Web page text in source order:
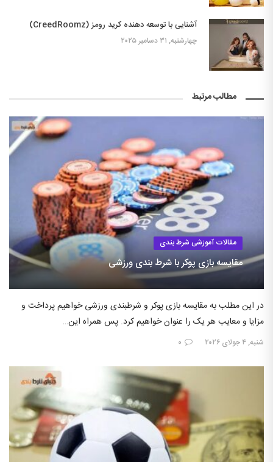
آشنایی با توسعه دهنده کرید رومز (CreedRoomz)
چهارشنبه, ۳۱ دسامبر ۲۰۲۵
مطالب مرتبط
مقالات آموزشی شرط بندی
مقایسه بازی پوکر با شرط بندی ورزشی
در این مطلب به مقایسه بازی پوکر و شرطبندی ورزشی خواهیم پرداخت و
مزایا و معایب هر یک را عنوان خواهیم کرد. پس همراه این…
شنبه, ۴ جولای ۲۰۲۶ ۰